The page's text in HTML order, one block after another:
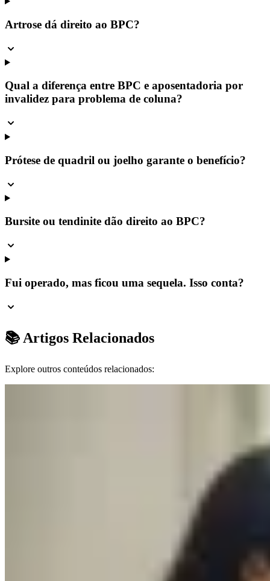
Artrose dá direito ao BPC?
Qual a diferença entre BPC e aposentadoria por
invalidez para problema de coluna?
Prótese de quadril ou joelho garante o benefício?
Bursite ou tendinite dão direito ao BPC?
Fui operado, mas ficou uma sequela. Isso conta?
📚 Artigos Relacionados
Explore outros conteúdos relacionados: